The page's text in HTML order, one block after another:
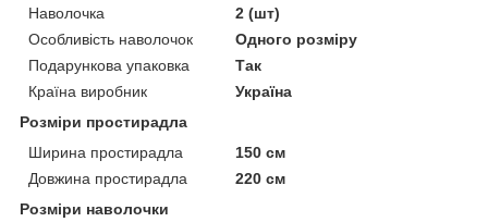
Наволочка
2 (шт)
Особливість наволочок
Одного розміру
Подарункова упаковка
Так
Країна виробник
Україна
Розміри простирадла
Ширина простирадла
150 см
Довжина простирадла
220 см
Розміри наволочки